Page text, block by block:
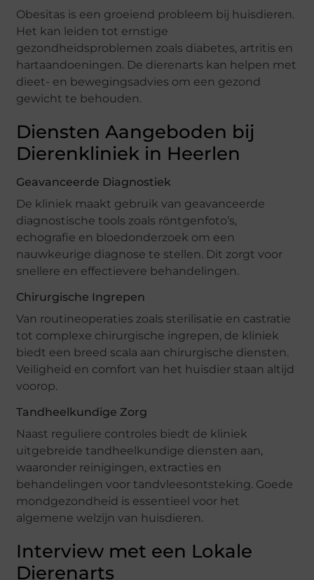
Obesitas is een groeiend probleem bij huisdieren.
Het kan leiden tot ernstige
gezondheidsproblemen zoals diabetes, artritis en
hartaandoeningen. De dierenarts kan helpen met
dieet- en bewegingsadvies om een gezond
gewicht te behouden.
Diensten Aangeboden bij
Dierenkliniek in Heerlen
Geavanceerde Diagnostiek
De kliniek maakt gebruik van geavanceerde
diagnostische tools zoals röntgenfoto’s,
echografie en bloedonderzoek om een
nauwkeurige diagnose te stellen. Dit zorgt voor
snellere en effectievere behandelingen.
Chirurgische Ingrepen
Van routineoperaties zoals sterilisatie en castratie
tot complexe chirurgische ingrepen, de kliniek
biedt een breed scala aan chirurgische diensten.
Veiligheid en comfort van het huisdier staan altijd
voorop.
Tandheelkundige Zorg
Naast reguliere controles biedt de kliniek
uitgebreide tandheelkundige diensten aan,
waaronder reinigingen, extracties en
behandelingen voor tandvleesontsteking. Goede
mondgezondheid is essentieel voor het
algemene welzijn van huisdieren.
Interview met een Lokale
Dierenarts